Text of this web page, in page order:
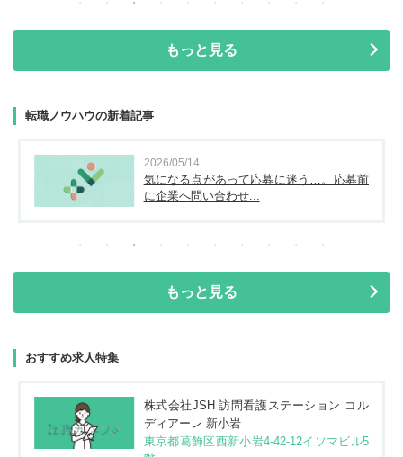
もっと見る
転職ノウハウの新着記事
2026/05/14
気になる点があって応募に迷う…。応募前
に企業へ問い合わせ...
もっと見る
おすすめ求人特集
株式会社JSH 訪問看護ステーション コル
ディアーレ 新小岩
東京都葛飾区西新小岩4-42-12イソマビル5